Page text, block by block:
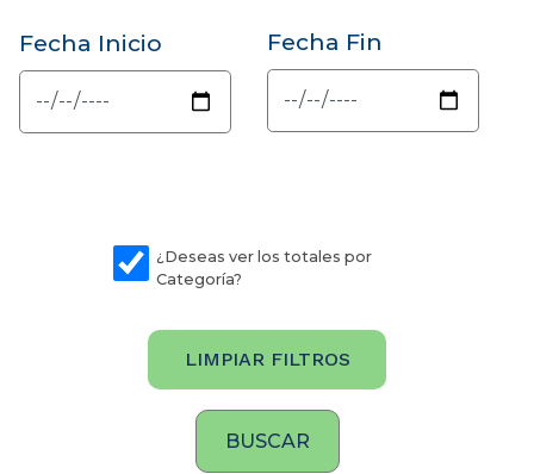
Fecha Inicio Fecha Fin
¿Deseas ver los totales por
Categoría?
LIMPIAR FILTROS